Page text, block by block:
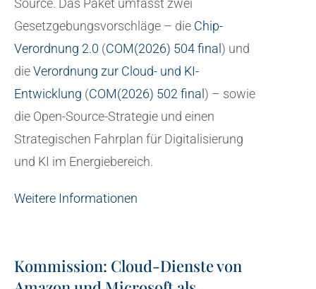
Gesetzgebungsvorschläge – die Chip-
Verordnung 2.0 (COM(2026) 504 final) und
dieVerordnung zur Cloud- und KI-
Entwicklung (COM(2026) 502 final) – sowie
die Open-Source-Strategie und einen
Strategischen Fahrplan für Digitalisierung
und KI im Energiebereich.
Weitere Informationen
Kommission: Cloud-Dienste von